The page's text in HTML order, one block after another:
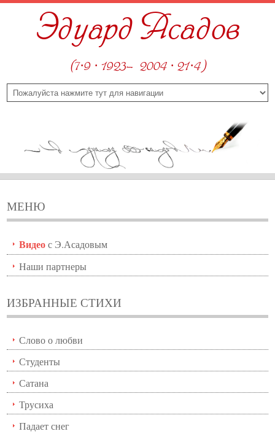
Эдуард Асадов
(7·9 · 1923—2004 · 21·4)
МЕНЮ
Видеос Э.Асадовым
Наши партнеры
ИЗБРАННЫЕ СТИХИ
Слово о любви
Студенты
Сатана
Трусиха
Падает снег